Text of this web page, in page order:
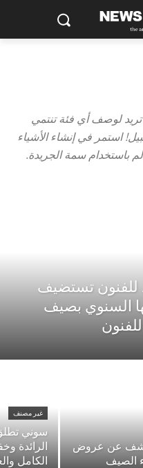
لوصف أي فئة تنتمي
استمر في إنشاء الأشياء
باستخدام سمة الجريدة.
للفنون تستضيف
السنوي بصيف
يكشف عن عروض
الصيف
غير مصنف
الرائدة
الكامل